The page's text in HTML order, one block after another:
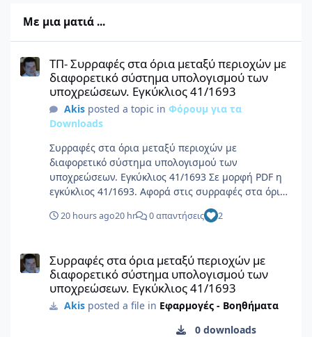
Με μια ματιά ...
ΤΠ- Συρραφές στα όρια μεταξύ περιοχών με
διαφορετικό σύστημα υπολογισμού των
υποχρεώσεων. Εγκύκλιος 41/1693
Akisposted a topic in Φόρουμ για τα
Downloads
Συρραφές στα όρια μεταξύ περιοχών με
διαφορετικό σύστημα υπολογισμού των
υποχρεώσεων. Εγκύκλιος 41/1693 Σε μορφή PDF η
εγκύκλιος 41/1693. Αφορά στις συρραφές στα όρια
μεταξύ περιοχών με διαφορετικό σύστημα
υπολογισμού των υποχρεώσεων, με τα
Εφαρμογές - Βοηθήματα Προβολή αρχείου
20 hours ago20 hr 0 απαντήσεις 2
Συρραφές στα όρια μεταξύ περιοχών με
διαφορετικό σύστημα υπολογισμού των
υποχρεώσεων. Εγκύκλιος 41/1693
Akisposted a file in Εφαρμογές - Βοηθήματα
0 downloads